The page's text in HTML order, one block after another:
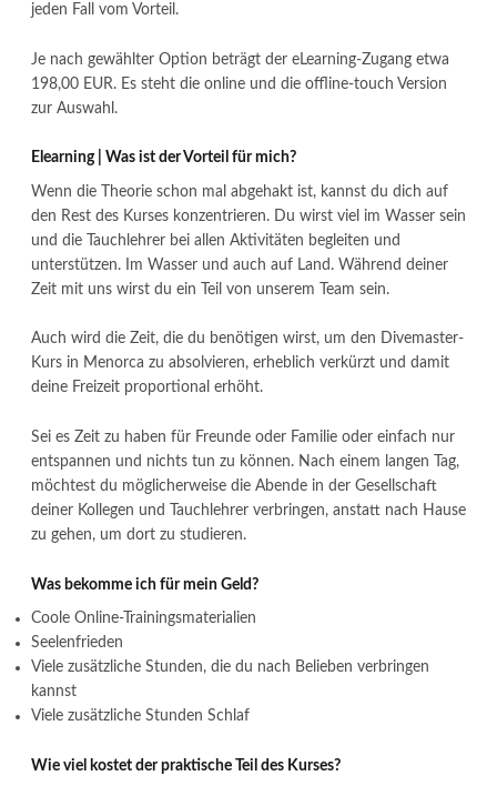
jeden Fall vom Vorteil.
Je nach gewählter Option beträgt der eLearning-Zugang etwa
198,00 EUR. Es steht die online und die offline-touch Version
zur Auswahl.
Elearning | Was ist der Vorteil für mich?
Wenn die Theorie schon mal abgehakt ist, kannst du dich auf
den Rest des Kurses konzentrieren. Du wirst viel im Wasser sein
und die Tauchlehrer bei allen Aktivitäten begleiten und
unterstützen. Im Wasser und auch auf Land. Während deiner
Zeit mit uns wirst du ein Teil von unserem Team sein.
Auch wird die Zeit, die du benötigen wirst, um den Divemaster-
Kurs in Menorca zu absolvieren, erheblich verkürzt und damit
deine Freizeit proportional erhöht.
Sei es Zeit zu haben für Freunde oder Familie oder einfach nur
entspannen und nichts tun zu können. Nach einem langen Tag,
möchtest du möglicherweise die Abende in der Gesellschaft
deiner Kollegen und Tauchlehrer verbringen, anstatt nach Hause
zu gehen, um dort zu studieren.
Was bekomme ich für mein Geld?
Coole Online-Trainingsmaterialien
Seelenfrieden
Viele zusätzliche Stunden, die du nach Belieben verbringen
kannst
Viele zusätzliche Stunden Schlaf
Wie viel kostet der praktische Teil des Kurses?